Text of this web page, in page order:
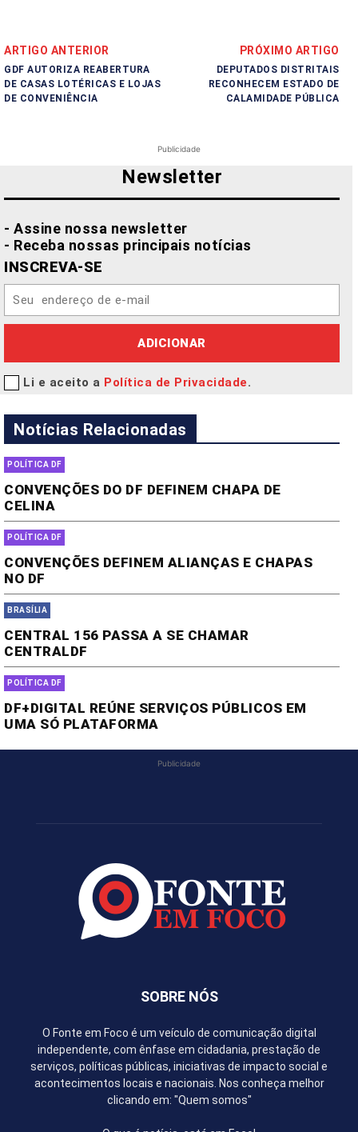
ARTIGO ANTERIOR
GDF AUTORIZA REABERTURA
DE CASAS LOTÉRICAS E LOJAS
DE CONVENIÊNCIA
PRÓXIMO ARTIGO
DEPUTADOS DISTRITAIS
RECONHECEM ESTADO DE
CALAMIDADE PÚBLICA
Publicidade
Newsletter
- Assine nossa newsletter
- Receba nossas principais notícias
INSCREVA-SE
ADICIONAR
Li e aceito a Política de Privacidade.
Notícias Relacionadas
POLÍTICA DF
CONVENÇÕES DO DF DEFINEM CHAPA DE
CELINA
POLÍTICA DF
CONVENÇÕES DEFINEM ALIANÇAS E CHAPAS
NO DF
BRASÍLIA
CENTRAL 156 PASSA A SE CHAMAR
CENTRALDF
POLÍTICA DF
DF+DIGITAL REÚNE SERVIÇOS PÚBLICOS EM
UMA SÓ PLATAFORMA
Publicidade
SOBRE NÓS
O Fonte em Foco é um veículo de comunicação digital
independente, com ênfase em cidadania, prestação de
serviços, políticas públicas, iniciativas de impacto social e
acontecimentos locais e nacionais. Nos conheça melhor
clicando em: "Quem somos"